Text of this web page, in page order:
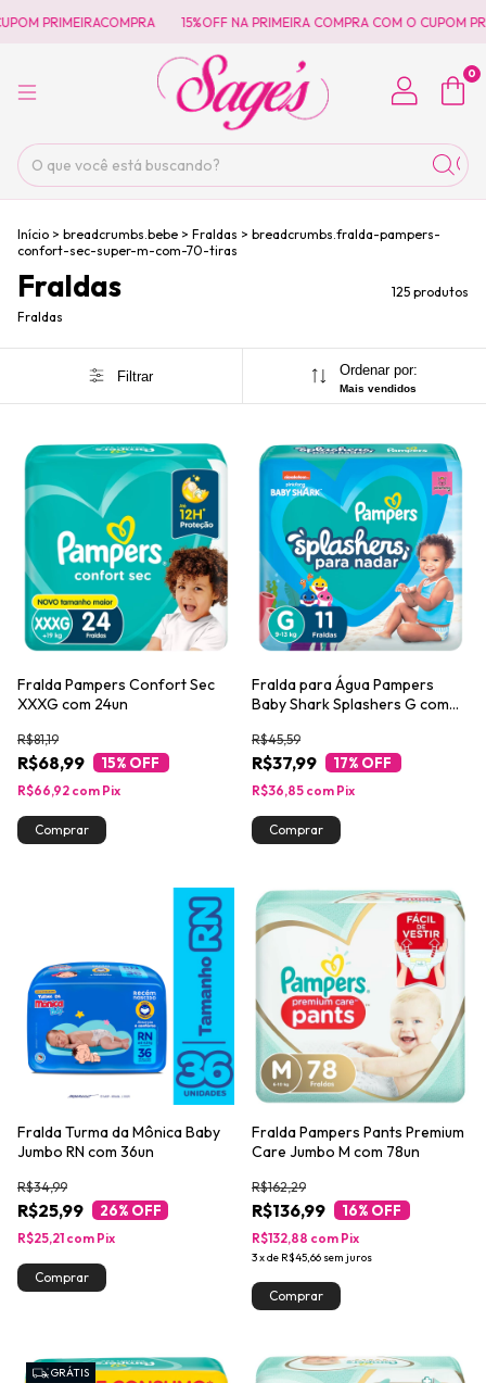
15%OFF NA PRIMEIRA COMPRA COM O CUPOM PRIMEIRACOMPRA
0
Início > breadcrumbs.bebe > Fraldas > breadcrumbs.fralda-pampers-
confort-sec-super-m-com-70-tiras
Fraldas
125 produtos
Fraldas
Filtrar Ordenar por:
Mais vendidos
Fralda Pampers Confort Sec
XXXG com 24un
R$68,99
R$81,19
15% OFF
R$66,92 com Pix
Fralda para Água Pampers
Baby Shark Splashers G com
R$37,99
R$45,59
17% OFF
R$36,85 com Pix
Fralda Turma da Mônica Baby
Jumbo RN com 36un
R$25,99
R$34,99
26% OFF
R$25,21 com Pix
Fralda Pampers Pants Premium
Care Jumbo M com 78un
R$136,99
R$162,29
16% OFF
3xde R$45,66 sem juros
R$132,88 com Pix
GRÁTIS